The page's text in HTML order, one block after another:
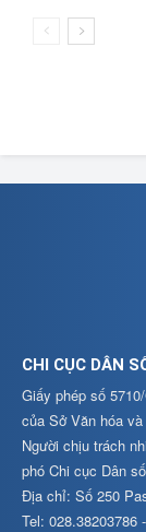
CHI CỤC DÂN
Giấy phép số
của Sở Văn hóa
Người chịu trách
phó Chi cục Dân
Địa chỉ: Số 250
Tel: 028.38203786